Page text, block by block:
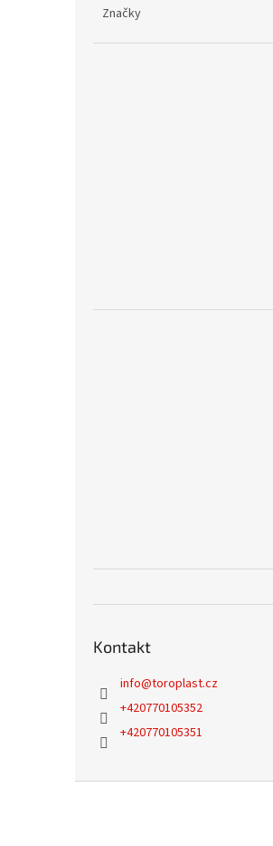
Značky
Kontakt
info@toroplast.cz
+420770105352
+420770105351